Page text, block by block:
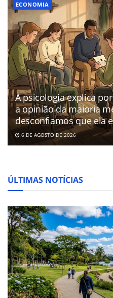
ECONOMIA
A psicologia explica
a opinião da maioria
desconfiamos que ela
6 DE AGOSTO DE 2026
ÚLTIMAS NOTÍCIAS